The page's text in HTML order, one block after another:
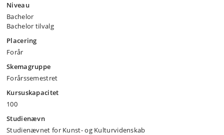
Niveau
Bachelor
Bachelor tilvalg
Placering
Forår
Skemagruppe
Forårssemestret
Kursuskapacitet
100
Studienævn
Studienævnet for Kunst- og Kulturvidenskab